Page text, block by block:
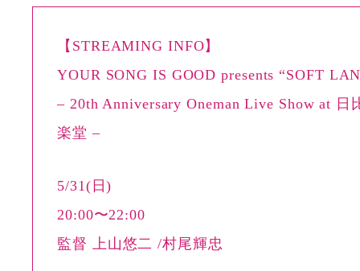
【STREAMING INFO】
YOUR SONG IS GOOD presents “SOFT
– 20th Anniversary Oneman Live Show at 日
楽堂 –
5/31(日)
20:00〜22:00
監督 上山悠二 /村尾輝忠